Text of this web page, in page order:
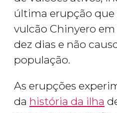
última erupção que
vulcão Chinyero
dez dias e não
população.
As erupções
da história da ilha